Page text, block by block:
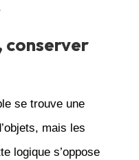
conserver
se trouve une
mais les
logique s’oppose